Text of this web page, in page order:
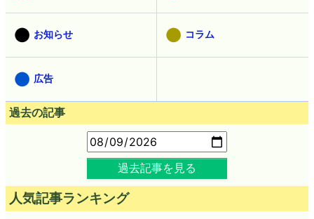
お知らせ コラム
広告
過去の記事
過去記事を見る
人気記事ランキング